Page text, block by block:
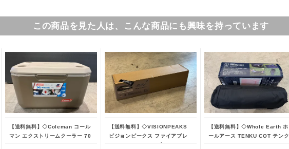
この商品を見た人は、こんな商品にも興味を持っています
【送料無料】◇Coleman コール
マン エクストリームクーラー 70
QT タンカラー
【送料無料】◇VISIONPEAKS
ビジョンピークス ファイアプレ
イス TCレクタタープ
【送料無料】◇Whole Earth ホ
ールアース TENKU COT テンク
ウコット